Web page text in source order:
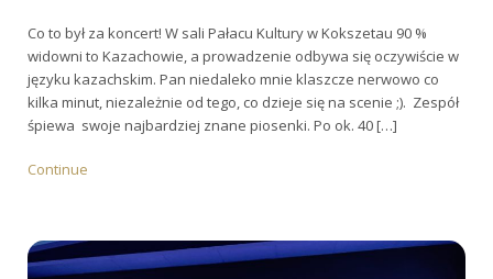
Co to był za koncert! W sali Pałacu Kultury w Kokszetau 90 %
widowni to Kazachowie, a prowadzenie odbywa się oczywiście w
języku kazachskim. Pan niedaleko mnie klaszcze nerwowo co
kilka minut, niezależnie od tego, co dzieje się na scenie ;). Zespół
śpiewa swoje najbardziej znane piosenki. Po ok. 40 […]
Continue